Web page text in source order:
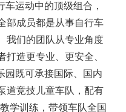
车运动中的顶级组合，
部成员都是从事自行车
我们的团队从专业角度
打造更专业、更安全、
园既可承接国际、国内
道竞技儿童车队，配有
学训练，带领车队全国